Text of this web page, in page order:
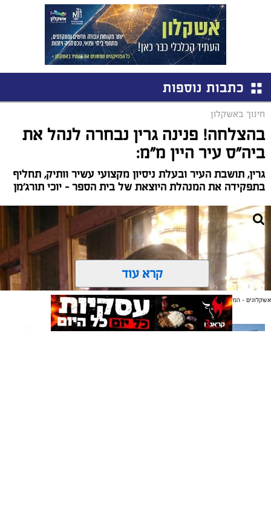
כתבות נוספות
חינוך באשקלון
בהצלחה! פנינה גרין נבחרה לנהל את
ביה"ס עיר היין מ"מ:
גרין, תושבת העיר ובעלת ניסיון מקצועי עשיר וותיק, תחליף
בתפקידה את המנהלת היוצאת של בית הספר – יוכי תורג'מן
קרא עוד
אשקלונים - המקומון היומי של אשקלון באינטרנט
אולי יעניין אותך גם